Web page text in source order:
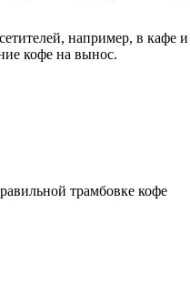
например, в кафе и
кофе на вынос.
трамбовке кофе